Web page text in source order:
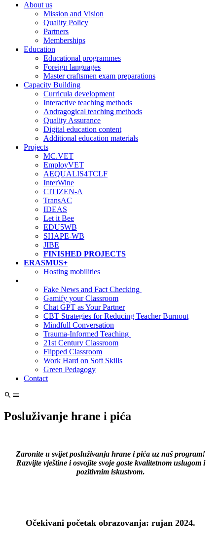
About us
Mission and Vision
Quality Policy
Partners
Memberships
Education
Educational programmes
Foreign languages
Master craftsmen exam preparations
Capacity Building
Curricula development
Interactive teaching methods
Andragogical teaching methods
Quality Assurance
Digital education content
Additional education materials
Projects
MC.VET
EmployVET
AEQUALIS4TCLF
InterWine
CITIZEN-A
TransAC
IDEAS
Let it Bee
EDU5WB
SHAPE-WB
JIBE
FINISHED PROJECTS
ERASMUS+
Hosting mobilities
Fake News and Fact Checking
Gamify your Classroom
Chat GPT as Your Partner
CBT Strategies for Reducing Teacher Burnout
Mindfull Conversation
Trauma-Informed Teaching
21st Century Classroom
Flipped Classroom
Work Hard on Soft Skills
Green Pedagogy
Contact
Posluživanje hrane i pića
Zaronite u svijet posluživanja hrane i pića uz naš program!
Razvijte vještine i osvojite svoje goste kvalitetnom uslugom i
pozitivnim iskustvom.
Očekivani početak obrazovanja: rujan 2024.